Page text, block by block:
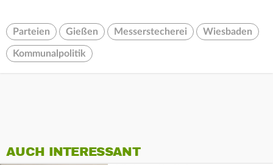
Parteien Gießen Messerstecherei Wiesbaden
Kommunalpolitik
AUCH INTERESSANT